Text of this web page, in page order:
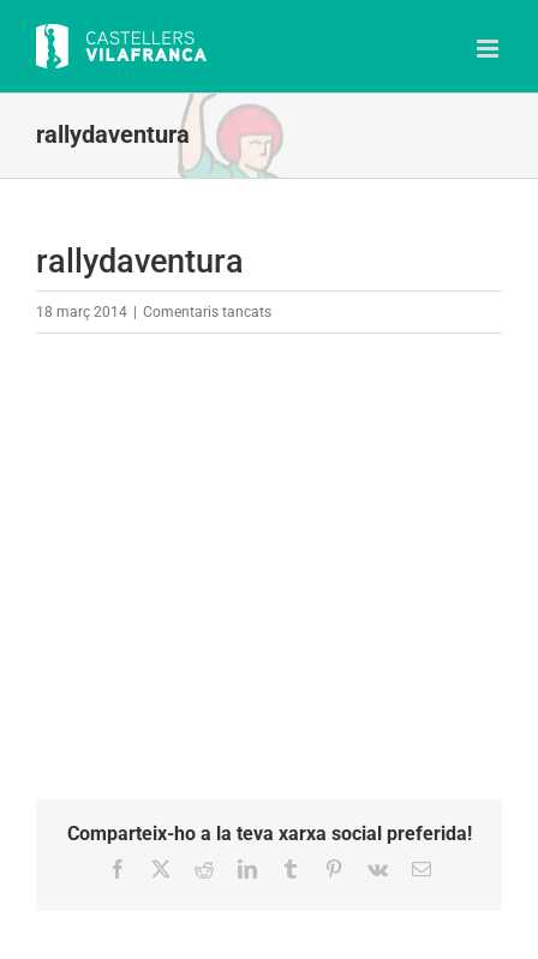
content
rallydaventura
rallydaventura
18 març 2014 Comentaris tancatsa
Comparteix-ho a la teva xarxa social preferida!
Facebook RedditLinkedInTumblr Pinterest
Vk Email: